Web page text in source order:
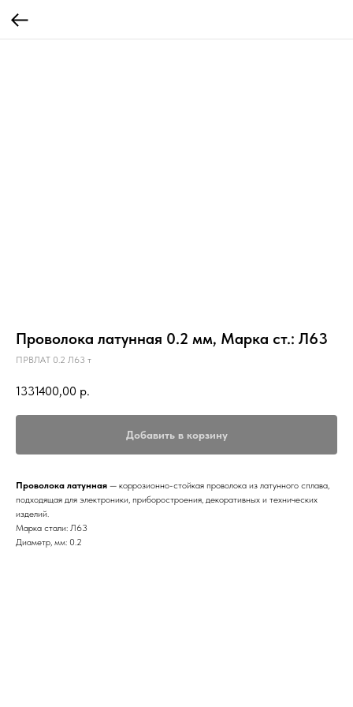
Проволока латунная 0.2 мм, Марка ст.: Л63
ПРВЛАТ 0.2 Л63 т
1331400,00 р.
Добавить в корзину
Проволока латунная — коррозионно-стойкая проволока из латунного сплава,
подходящая для электроники, приборостроения, декоративных и технических
изделий.
Марка стали: Л63
Диаметр, мм: 0.2